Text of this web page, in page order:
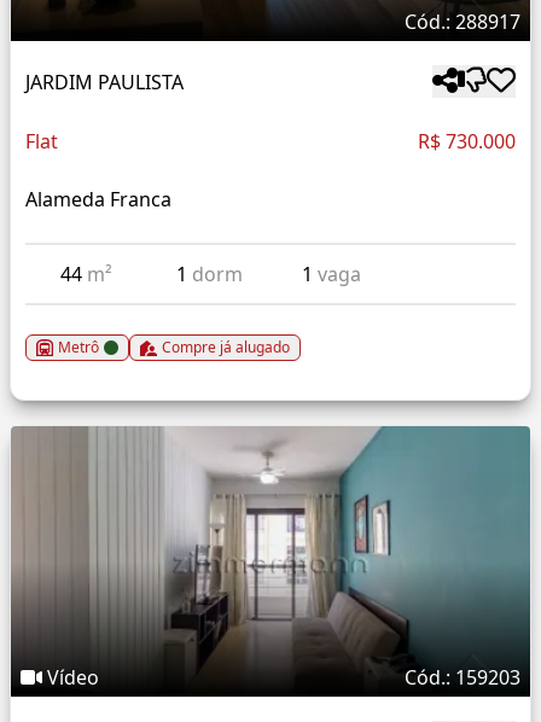
Cód.: 288917
JARDIM PAULISTA
Flat R$ 730.000
Alameda Franca
44 m² 1 dorm 1vaga
Metrô Compre já alugado
Vídeo Cód.: 159203